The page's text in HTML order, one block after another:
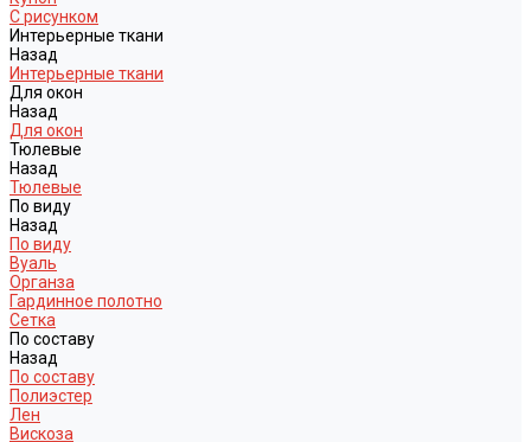
С рисунком
Интерьерные ткани
Назад
Интерьерные ткани
Для окон
Назад
Для окон
Тюлевые
Назад
Тюлевые
По виду
Назад
По виду
Вуаль
Органза
Гардинное полотно
Сетка
По составу
Назад
По составу
Полиэстер
Лен
Вискоза